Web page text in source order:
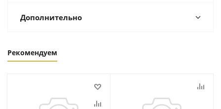
Дополнительно
Рекомендуем